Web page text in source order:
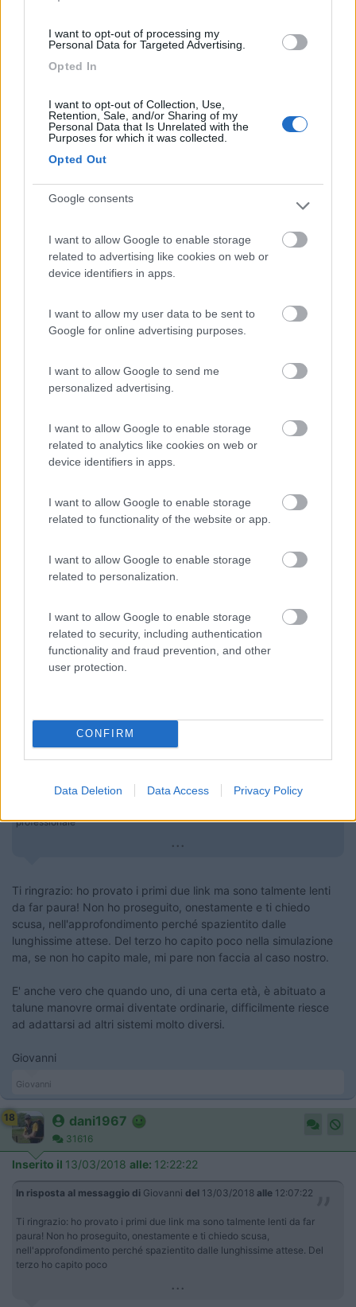
I want to opt-out of processing my
Personal Data for Targeted Advertising.
Opted In
I want to opt-out of Collection, Use,
Retention, Sale, and/or Sharing of my
Personal Data that Is Unrelated with the
Purposes for which it was collected.
Opted Out
Google consents
I want to allow Google to enable storage
related to advertising like cookies on web or
device identifiers in apps.
I want to allow my user data to be sent to
Google for online advertising purposes.
I want to allow Google to send me
personalized advertising.
I want to allow Google to enable storage
related to analytics like cookies on web or
device identifiers in apps.
I want to allow Google to enable storage
related to functionality of the website or app.
I want to allow Google to enable storage
related to personalization.
I want to allow Google to enable storage
related to security, including authentication
functionality and fraud prevention, and other
user protection.
CONFIRM
Data Deletion Data Access Privacy Policy
Se punti su Roma, vedi case e, zoomando, vedi anche i pedoni;
se punti su Borgo Valsugana, per esempio, vedi poco più di
uscire malamente), a cui da qualche anno collaboro
nell'ampliamento, ci è fondamentale, abbinato a Google Earth,
per produrre un lavoro che riteniamo interessante; ovviamente
non a scopo di lucro e neanche da pubblicizzare ma solo per
Per ogni singola regione definiamo le tappe più importanti; il
programma, per queste tappe estrae da oltre 20 siti per
camperisti, tra cui COL, i punti per camper per ognuna di
queste tappe, nonché, separati, i punti per camper che si
troverebbero lungo il tragitto tra una tappa e l'altra. Per punti
camper service. Verificato che questi punti che si trovano sono
affidabili al 10% come precisione di coordinate, questo
quasi automaticamente la correzione delle coordinate e per
quelli completamente sbagliati, cercare quello possibile più
vicino tenendo sempre separate le liste. Alla fine della favola,
tanti itinerari per il nostro navigatore per ogni singola tappa
ordinati per punti sosta a partire dal più vicino al centro, e tutti i
POI lungo il percorso segnati con messaggio tipo
Ecco, queste manovre con Mapquest non possiamo farle.
chiedeva informazioni ma, visto che non aveva attirato alcun
interesse, ho pensato bene di cancellare il mio intervento.
Giovanni
Giovanni
Giovanni
Inserito il13/03/2018 alle:12:07:22
In risposta al messaggio didani1967
più affinati che afferiscono alle cartografie locali. Questi poi possono
professionale
...
Ti ringrazio: ho provato i primi due link ma sono talmente lenti
da far paura! Non ho proseguito, onestamente e ti chiedo
scusa, nell'approfondimento perché spazientito dalle
lunghissime attese. Del terzo ho capito poco nella simulazione
ma, se non ho capito male, mi pare non faccia al caso nostro.
E' anche vero che quando uno, di una certa età, è abituato a
talune manovre ormai diventate ordinarie, difficilmente riesce
ad adattarsi ad altri sistemi molto diversi.
Giovanni
Giovanni
18 dani1967
31616
Inserito il 13/03/2018 alle: 12:22:22
In risposta al messaggio di Giovanni del 13/03/2018 alle 12:07:22
Ti ringrazio: ho provato i primi due link ma sono talmente lenti da far
paura! Non ho proseguito, onestamente e ti chiedo scusa,
nell'approfondimento perché spazientito dalle lunghissime attese. Del
terzo ho capito poco
...